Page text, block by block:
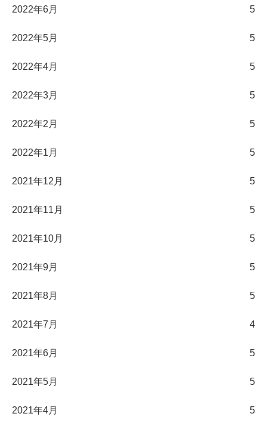
2022年6月 5
2022年5月 5
2022年4月 5
2022年3月 5
2022年2月 5
2022年1月 5
2021年12月 5
2021年11月 5
2021年10月 5
2021年9月 5
2021年8月 5
2021年7月 4
2021年6月 5
2021年5月 5
2021年4月 5